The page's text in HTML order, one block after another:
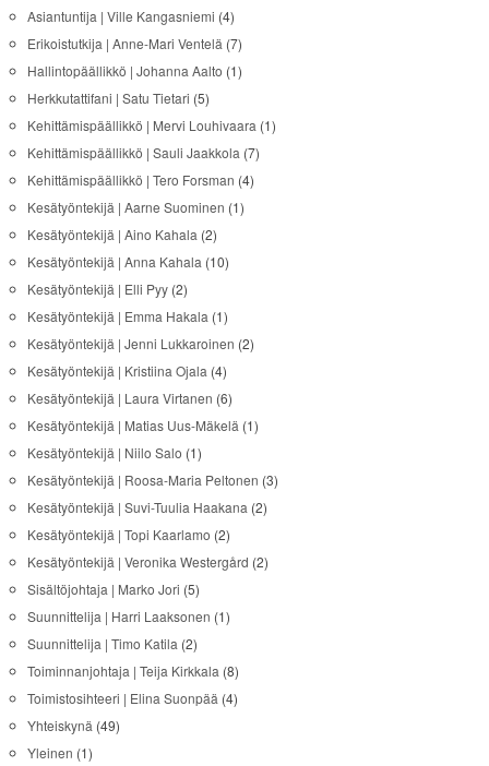
Asiantuntija | Ville Kangasniemi (4)
Erikoistutkija | Anne-Mari Ventelä (7)
Hallintopäällikkö | Johanna Aalto (1)
Herkkutattifani | Satu Tietari (5)
Kehittämispäällikkö | Mervi Louhivaara (1)
Kehittämispäällikkö | Sauli Jaakkola (7)
Kehittämispäällikkö | Tero Forsman (4)
Kesätyöntekijä | Aarne Suominen (1)
Kesätyöntekijä | Aino Kahala (2)
Kesätyöntekijä | Anna Kahala (10)
Kesätyöntekijä | Elli Pyy(2)
Kesätyöntekijä | Emma Hakala (1)
Kesätyöntekijä | Jenni Lukkaroinen (2)
Kesätyöntekijä | Kristiina Ojala (4)
Kesätyöntekijä | Laura Virtanen (6)
Kesätyöntekijä | Matias Uus-Mäkelä (1)
Kesätyöntekijä | Niilo Salo (1)
Kesätyöntekijä | Roosa-Maria Peltonen (3)
Kesätyöntekijä | Suvi-Tuulia Haakana (2)
Kesätyöntekijä | Topi Kaarlamo (2)
Kesätyöntekijä | Veronika Westergård (2)
Sisältöjohtaja | Marko Jori (5)
Suunnittelija | Harri Laaksonen (1)
Suunnittelija | Timo Katila (2)
Toiminnanjohtaja | Teija Kirkkala (8)
Toimistosihteeri | Elina Suonpää (4)
Yhteiskynä (49)
Yleinen (1)